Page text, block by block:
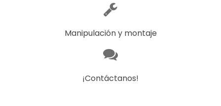
Manipulación y montaje
¡Contáctanos!